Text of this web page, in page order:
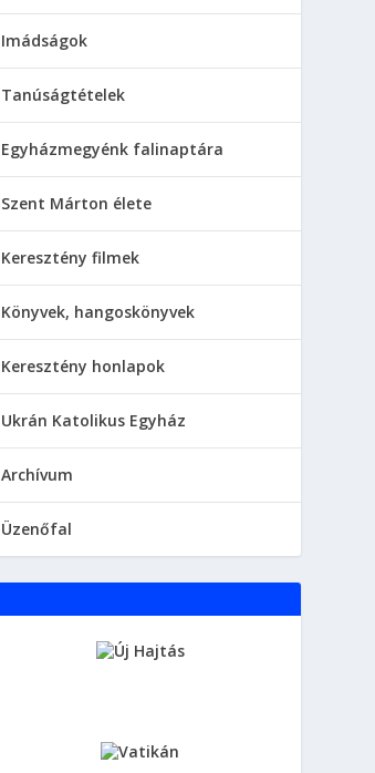
Imádságok
Tanúságtételek
Egyházmegyénk falinaptára
Szent Márton élete
Keresztény filmek
Könyvek, hangoskönyvek
Keresztény honlapok
Ukrán Katolikus Egyház
Аrchívum
Üzenőfal